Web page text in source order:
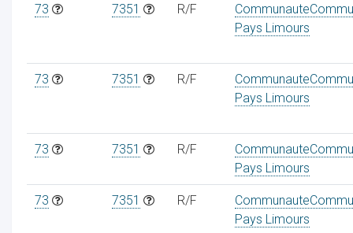
73 7351 R/F
Pays Limours
73 7351 R/F
Pays Limours
73 7351 R/F
Pays Limours
73 7351 R/F
Pays Limours